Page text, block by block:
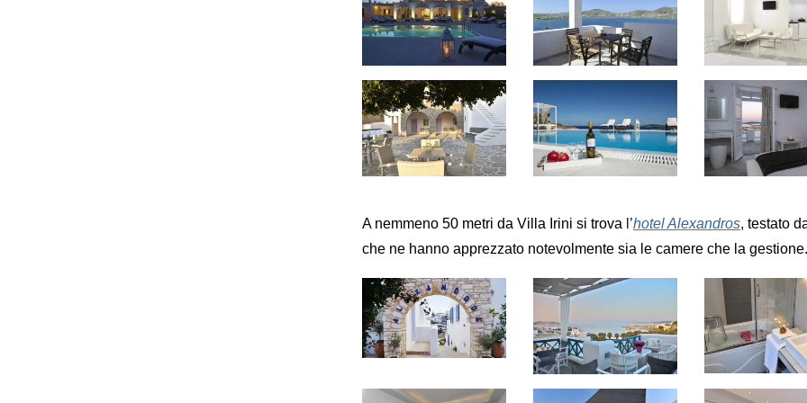
A nemmeno 50 metri da Villa Irini si trova l’hotel Alexandros, testato
che ne hanno apprezzato notevolmente sia le camere che la gestione.